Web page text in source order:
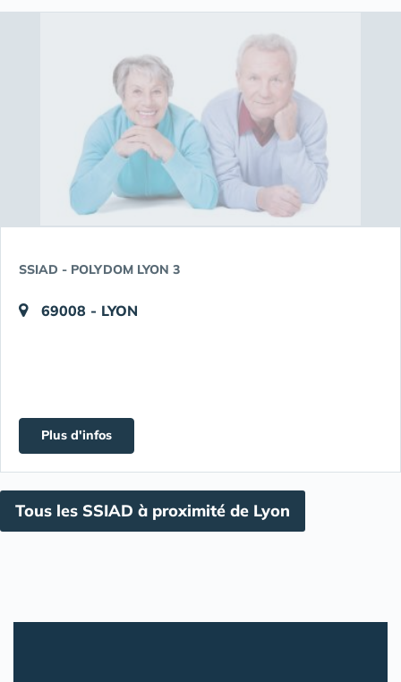
SSIAD - POLYDOM LYON 3
69008 - LYON
Plus d'infos
Tous les SSIAD à proximité de Lyon